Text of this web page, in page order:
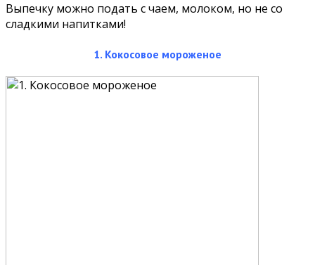
Выпечку можно подать с чаем, молоком, но не со
сладкими напитками!
1. Кокосовое мороженое